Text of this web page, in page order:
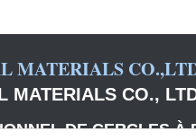
MATERIALS
MATERIALS CO.,
DE CERCLES À